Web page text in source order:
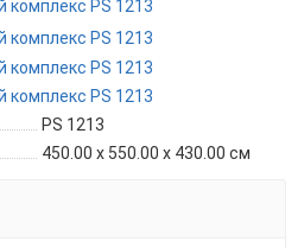
PS 1213
450.00 x 550.00 x 430.00 см